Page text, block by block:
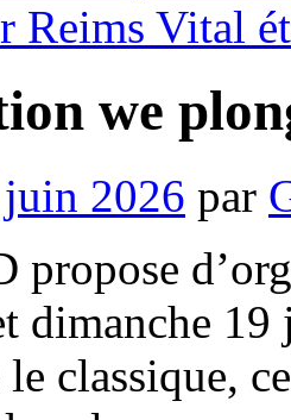
Reims Vital
we
2026 par
propose
dimanche
classique,